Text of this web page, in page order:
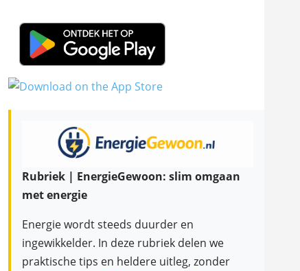
Rubriek | EnergieGewoon: slim omgaan
met energie
Energie wordt steeds duurder en
ingewikkelder. In deze rubriek delen we
praktische tips en heldere uitleg, zonder